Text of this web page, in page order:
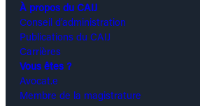
À propos du CAIJ
Conseil d’administration
Publications du CAIJ
Carrières
Vous êtes ?
Avocat.e
Membre de la magistrature